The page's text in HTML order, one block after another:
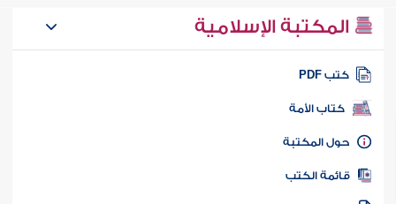
المكتبة الإسلامية
كتب PDF
كتاب الأمة
المكتبة